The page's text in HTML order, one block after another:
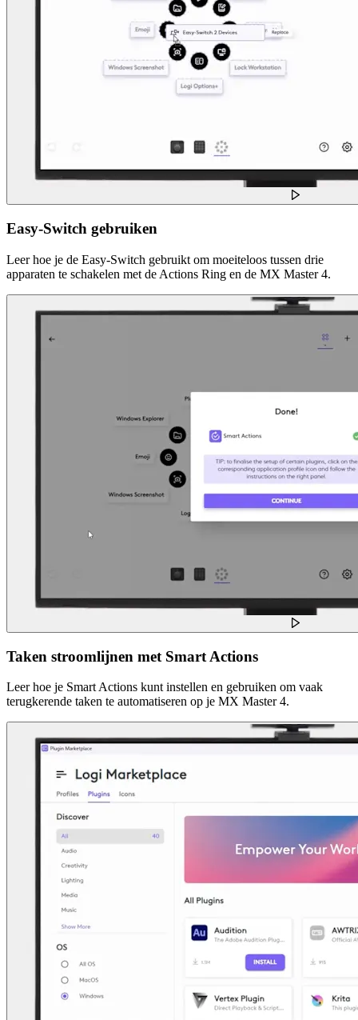
Easy-Switch gebruiken
Leer hoe je de Easy-Switch gebruikt om moeiteloos tussen drie
apparaten te schakelen met de Actions Ring en de MX Master 4.
Taken stroomlijnen met Smart Actions
Leer hoe je Smart Actions kunt instellen en gebruiken om vaak
terugkerende taken te automatiseren op je MX Master 4.